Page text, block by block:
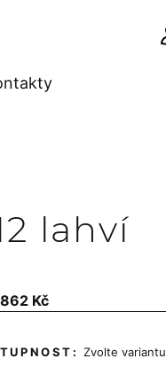
lahví
KčMěrná
Zvolte variantu